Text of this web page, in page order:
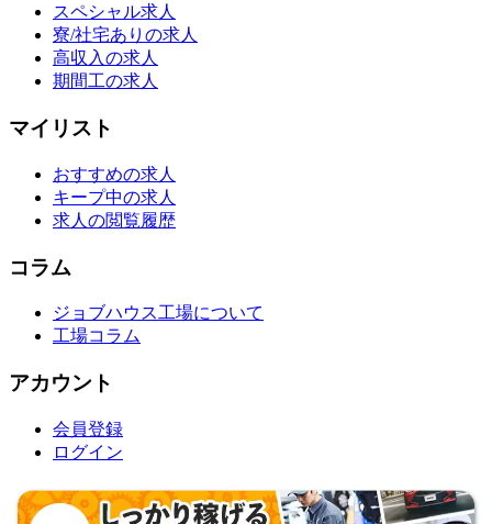
スペシャル求人
寮/社宅ありの求人
高収入の求人
期間工の求人
マイリスト
おすすめの求人
キープ中の求人
求人の閲覧履歴
コラム
ジョブハウス工場について
工場コラム
アカウント
会員登録
ログイン